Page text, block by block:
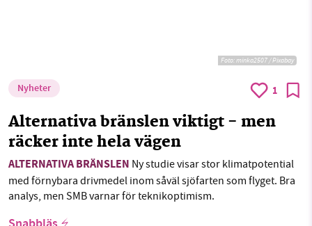
Foto:minka2507 / Pixabay
Nyheter 1
Alternativa bränslen viktigt - men
räcker inte hela vägen
ALTERNATIVA BRÄNSLEN Ny studie visar stor klimatpotential
med förnybara drivmedel inom såväl sjöfarten som flyget. Bra
analys, men SMB varnar för teknikoptimism.